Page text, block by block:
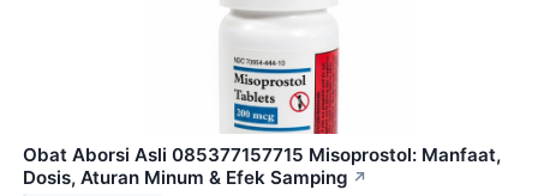
Obat Aborsi Asli 085377157715 Misoprostol: Manfaat,
Dosis, Aturan Minum & Efek Samping ↗